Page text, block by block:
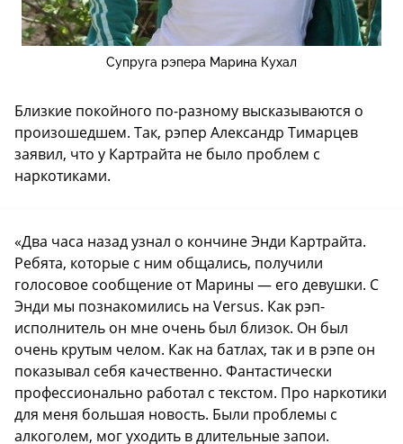
Супруга рэпера Марина Кухал
Близкие покойного по-разному высказываются о
произошедшем. Так, рэпер Александр Тимарцев
заявил, что у Картрайта не было проблем с
наркотиками.
«Два часа назад узнал о кончине Энди Картрайта.
Ребята, которые с ним общались, получили
голосовое сообщение от Марины — его девушки. С
Энди мы познакомились на Versus. Как рэп-
исполнитель он мне очень был близок. Он был
очень крутым челом. Как на батлах, так и в рэпе он
показывал себя качественно. Фантастически
профессионально работал с текстом. Про наркотики
для меня большая новость. Были проблемы с
алкоголем, мог уходить в длительные запои.